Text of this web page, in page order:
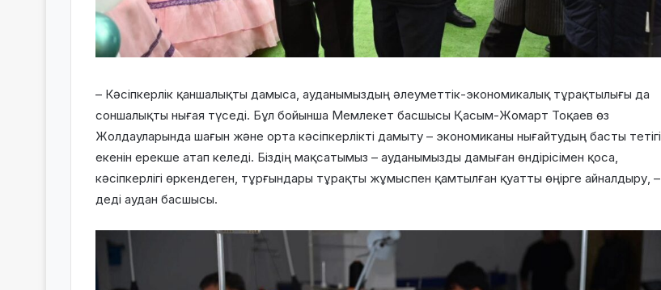
– Кәсіпкерлік қаншалықты дамыса, ауданымыздың әлеуметтік-экономикалық тұрақтылығы да
соншалықты нығая түседі. Бұл бойынша Мемлекет басшысы Қасым-Жомарт Тоқаев өз
Жолдауларында шағын және орта кәсіпкерлікті дамыту – экономиканы нығайтудың басты тетігі
екенін ерекше атап келеді. Біздің мақсатымыз – ауданымызды дамыған өндірісімен қоса,
кәсіпкерлігі өркендеген, тұрғындары тұрақты жұмыспен қамтылған қуатты өңірге айналдыру, –
деді аудан басшысы.